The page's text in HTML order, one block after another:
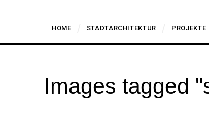
HOME STADTARCHITEKTUR PROJEKTE
Images tagged